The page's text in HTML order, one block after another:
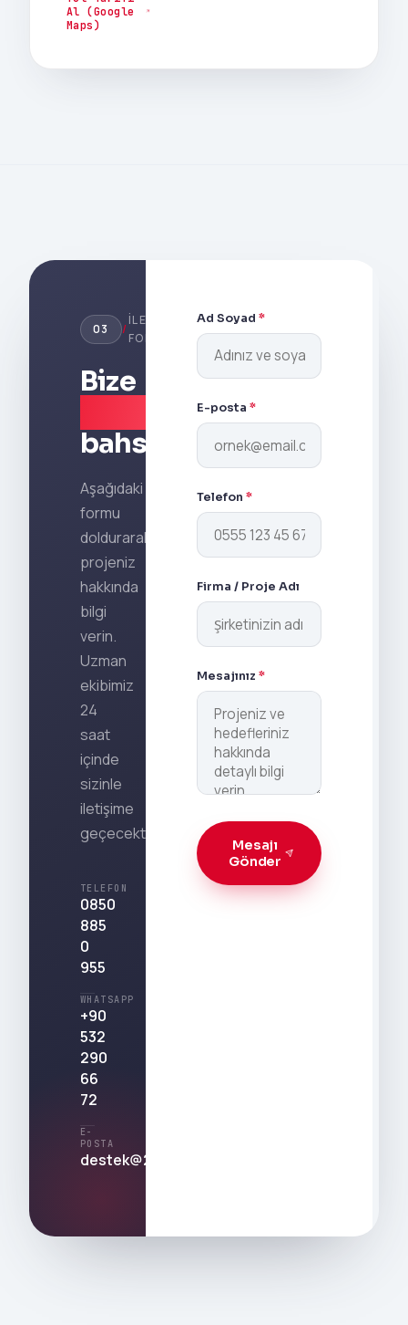
Al (Google
Maps)
03 /
İLETIŞIM
FORMU
Bize
projenizden
bahsedin.
Aşağıdaki
formu
doldurarak
projeniz
hakkında
bilgi
verin.
Uzman
ekibimiz
24
saat
içinde
sizinle
iletişime
geçecektir.
TELEFON
0850
885
0
955
WHATSAPP
+90
532
290
66
72
E-
POSTA
destek@212medya.com.tr
Ad Soyad*
E-posta*
Telefon*
Firma / Proje Adı
Mesajınız*
Mesajı
Gönder